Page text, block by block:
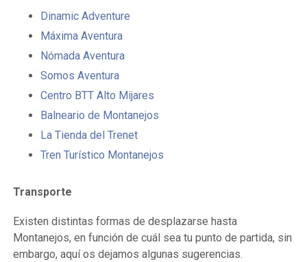
Dinamic Adventure
Máxima Aventura
Nómada Aventura
Somos Aventura
Centro BTT Alto Mijares
Balneario de Montanejos
La Tienda del Trenet
Tren Turístico Montanejos
Transporte
Existen distintas formas de desplazarse hasta
Montanejos, en función de cuál sea tu punto de partida, sin
embargo, aquí os dejamos algunas sugerencias.